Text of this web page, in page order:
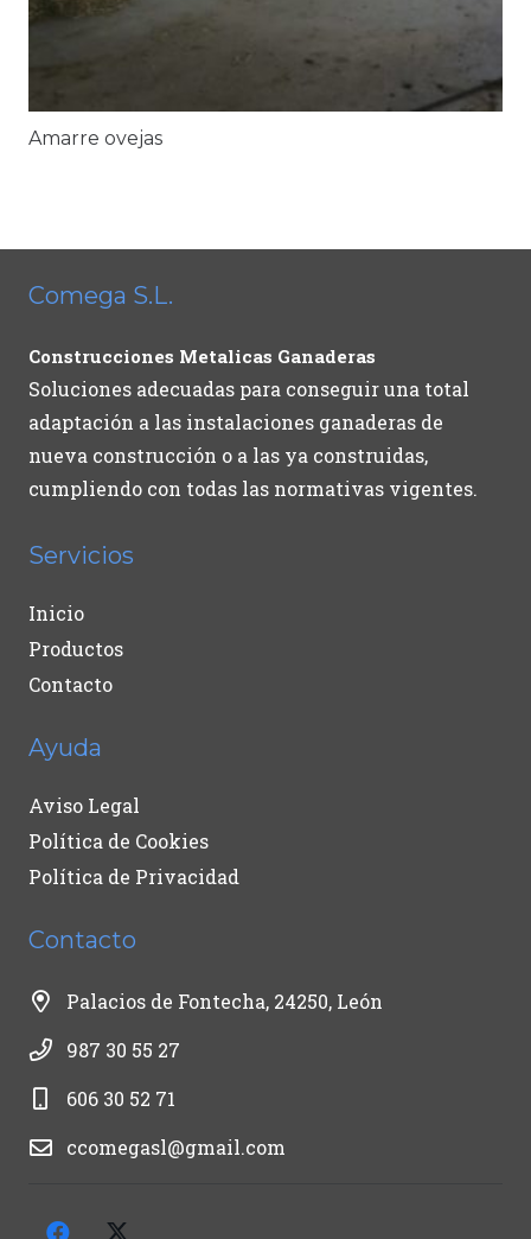
Amarre ovejas
Comega S.L.
Construcciones Metalicas Ganaderas
Soluciones adecuadas para conseguir una total
adaptación a las instalaciones ganaderas de
nueva construcción o a las ya construidas,
cumpliendo con todas las normativas vigentes.
Servicios
Inicio
Productos
Contacto
Ayuda
Aviso Legal
Política de Cookies
Política de Privacidad
Contacto
Palacios de Fontecha, 24250, León
987 30 55 27
606 30 52 71
ccomegasl@gmail.com